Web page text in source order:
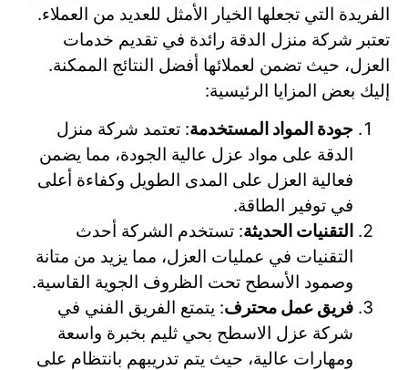
الفريدة التي تجعلها الخيار الأمثل للعديد من العملاء.
تعتبر شركة منزل الدقة رائدة في تقديم خدمات
العزل، حيث تضمن لعملائها أفضل النتائج الممكنة.
إليك بعض المزايا الرئيسية:
جودة المواد المستخدمة: تعتمد شركة منزل
الدقة على مواد عزل عالية الجودة، مما يضمن
فعالية العزل على المدى الطويل وكفاءة أعلى
في توفير الطاقة.
التقنيات الحديثة: تستخدم الشركة أحدث
التقنيات في عمليات العزل، مما يزيد من متانة
وصمود الأسطح تحت الظروف الجوية القاسية.
فريق عمل محترف: يتمتع الفريق الفني في
شركة عزل الاسطح بحي ثليم بخبرة واسعة
ومهارات عالية، حيث يتم تدريبهم بانتظام على